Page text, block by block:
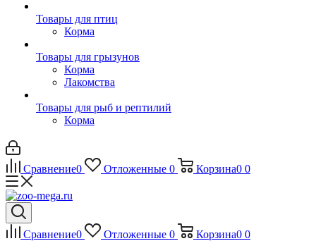
Товары для птиц
Корма
Товары для грызунов
Корма
Лакомства
Товары для рыб и рептилий
Корма
Сравнение0 Отложенные 0 Корзина0 0
Сравнение0 Отложенные 0 Корзина0 0